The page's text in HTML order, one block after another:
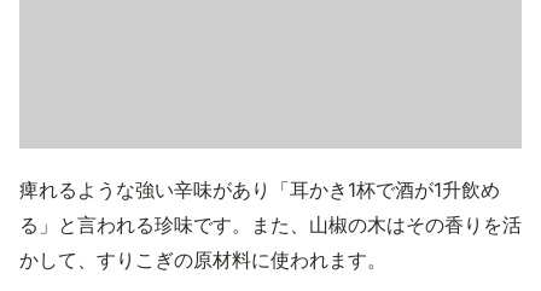
痺れるような強い辛味があり「耳かき1杯で酒が1升飲め
る」と言われる珍味です。また、山椒の木はその香りを活
かして、すりこぎの原材料に使われます。